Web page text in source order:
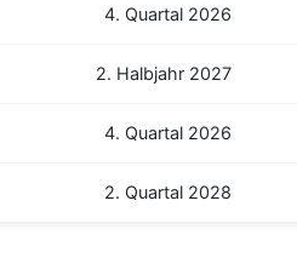
4. Quartal 2026
2. Halbjahr 2027
4. Quartal 2026
2. Quartal 2028